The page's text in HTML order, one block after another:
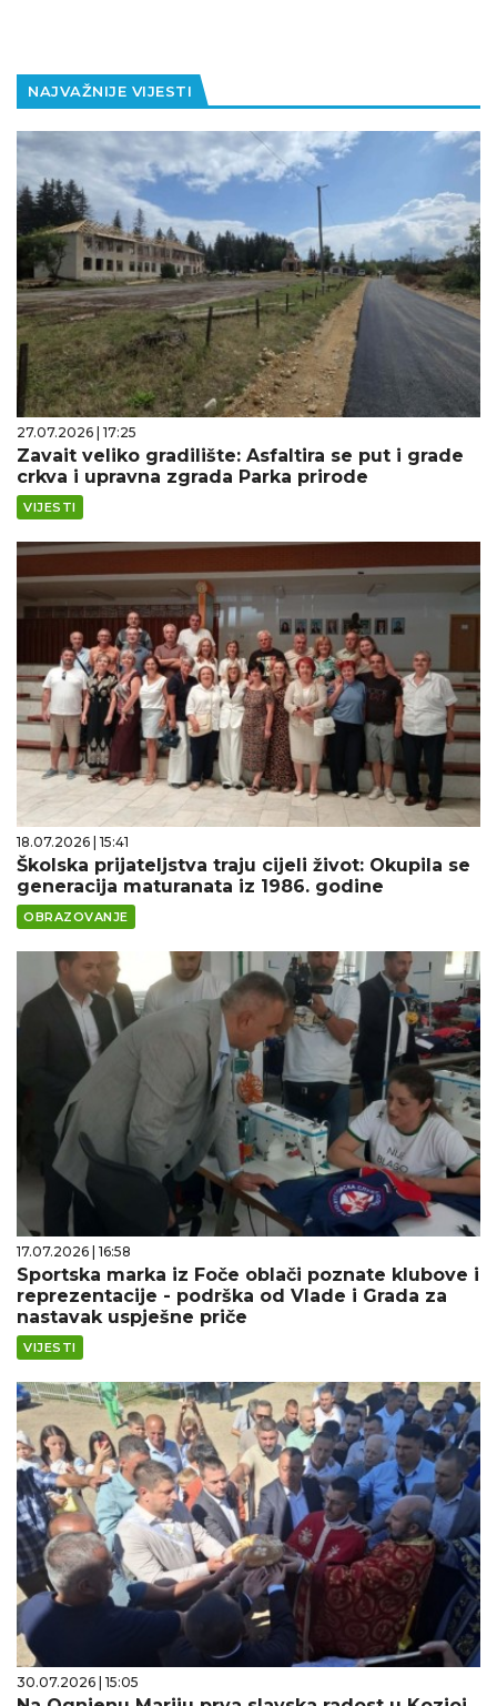
NAJVAŽNIJE VIJESTI
27.07.2026 | 17:25
Zavait veliko gradilište: Asfaltira se put i grade
crkva i upravna zgrada Parka prirode
VIJESTI
18.07.2026 | 15:41
Školska prijateljstva traju cijeli život: Okupila se
generacija maturanata iz 1986. godine
OBRAZOVANJE
17.07.2026 | 16:58
Sportska marka iz Foče oblači poznate klubove i
reprezentacije - podrška od Vlade i Grada za
nastavak uspješne priče
VIJESTI
30.07.2026 | 15:05